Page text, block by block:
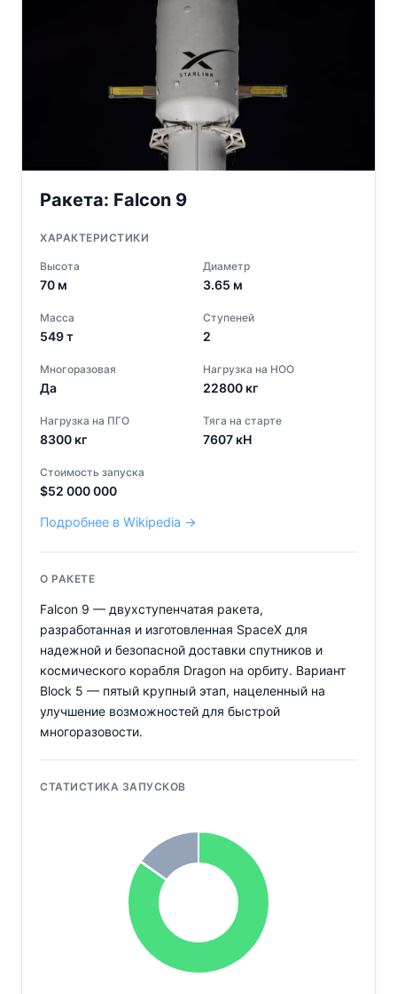
Ракета: Falcon 9
ХАРАКТЕРИСТИКИ
Высота
70 м
Диаметр
3.65 м
Масса
549т
Ступеней
2
Многоразовая
Да
Нагрузка на НОО
22800 кг
Нагрузка на ПГО
8300 кг
Тяга на старте
7607 кН
Стоимость запуска
$52 000 000
Подробнее в Wikipedia →
О РАКЕТЕ
Falcon 9 — двухступенчатая ракета,
разработанная и изготовленная SpaceX для
надежной и безопасной доставки спутников и
космического корабля Dragon на орбиту. Вариант
Block 5 — пятый крупный этап, нацеленный на
улучшение возможностей для быстрой
многоразовости.
СТАТИСТИКА ЗАПУСКОВ